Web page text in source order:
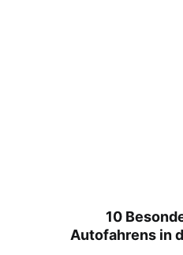
10
Autofahrens in